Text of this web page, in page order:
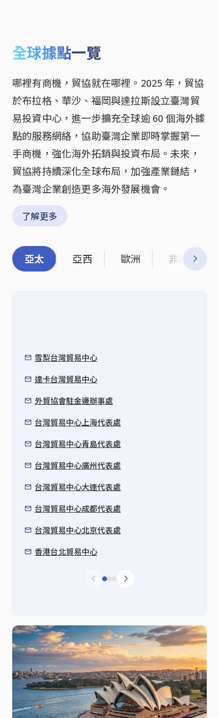
全球據點一覽
哪裡有商機，貿協就在哪裡。2025 年，貿協
於布拉格、華沙、福岡與達拉斯設立臺灣貿
易投資中心，進一步擴充全球逾 60 個海外據
點的服務網絡，協助臺灣企業即時掌握第一
手商機，強化海外拓銷與投資布局。未來，
貿協將持續深化全球布局，加強產業鏈結，
為臺灣企業創造更多海外發展機會。
了解更多
亞太 亞西 歐洲 非洲
雪梨台灣貿易中心
達卡台灣貿易中心
外貿協會駐金邊辦事處
台灣貿易中心上海代表處
台灣貿易中心青島代表處
台灣貿易中心廣州代表處
台灣貿易中心大連代表處
台灣貿易中心成都代表處
台灣貿易中心北京代表處
香港台北貿易中心